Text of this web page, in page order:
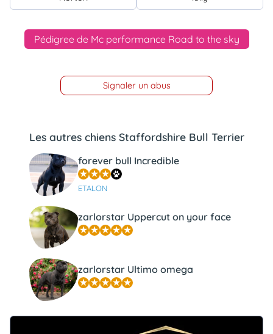
Pédigree de Mc performance Road to the sky
Signaler un abus
Les autres chiens Staffordshire Bull Terrier
forever bull Incredible
ETALON
zarlorstar Uppercut on your face
zarlorstar Ultimo omega